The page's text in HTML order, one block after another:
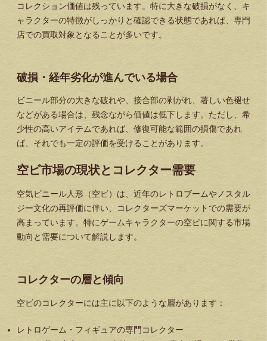
コレクション価値は残っています。特に大きな破損がなく、キ
ャラクターの特徴がしっかりと確認できる状態であれば、専門
店での買取対象となることが多いです。
破損・経年劣化が進んでいる場合
ビニール部分の大きな破れや、接合部の剥がれ、著しい色褪せ
などがある場合は、残念ながら価値は低下します。ただし、希
少性の高いアイテムであれば、修復可能な範囲の損傷であれ
ば、それでも一定の評価を受けることがあります。
空ビ市場の現状とコレクター需要
空気ビニール人形（空ビ）は、近年のレトロブームやノスタル
ジー文化の再評価に伴い、コレクターズマーケットでの需要が
高まっています。特にゲームキャラクターの空ビに関する市場
動向と需要について解説します。
コレクターの層と傾向
空ビのコレクターには主に以下のような層があります：
レトロゲーム・フィギュアの専門コレクター